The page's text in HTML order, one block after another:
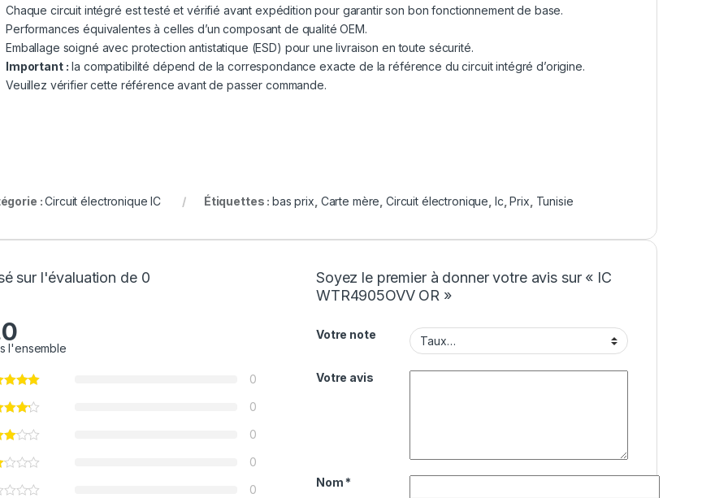
Chaque circuit intégré est testé et vérifié avant expédition pour garantir son bon fonctionnement de base.
Performances équivalentes à celles d’un composant de qualité OEM.
Emballage soigné avec protection antistatique (ESD) pour une livraison en toute sécurité.
Important : la compatibilité dépend de la correspondance exacte de la référence du circuit intégré d’origine.
Veuillez vérifier cette référence avant de passer commande.
:Circuit électronique IC Étiquettes :bas prix Carte mère Circuit électronique Ic ,Prix Tunisie
sur l'évaluation de 0
l'ensemble
0
0
0
0
0
Soyez le premier à donner votre avis sur « IC
WTR4905OVV OR »
Votre note
Votre avis
Nom *